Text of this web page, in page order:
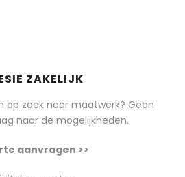
ZAKELIJK
op zoek naar maatwerk? Geen
naar de mogelijkheden.
aanvragen >>